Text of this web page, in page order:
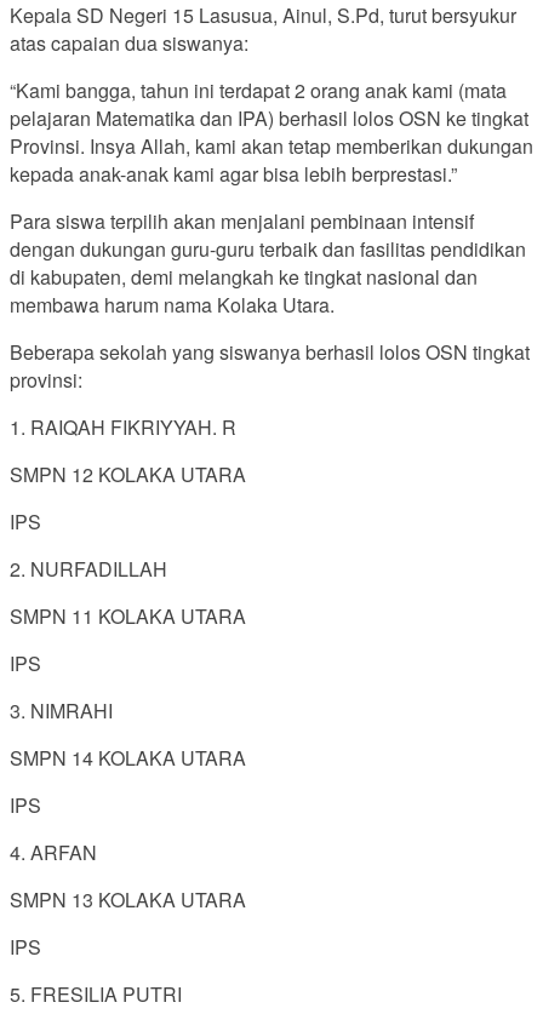
Kepala SD Negeri 15 Lasusua, Ainul, S.Pd, turut bersyukur
atas capaian dua siswanya:
“Kami bangga, tahun ini terdapat 2 orang anak kami (mata
pelajaran Matematika dan IPA) berhasil lolos OSN ke tingkat
Provinsi. Insya Allah, kami akan tetap memberikan dukungan
kepada anak-anak kami agar bisa lebih berprestasi.”
Para siswa terpilih akan menjalani pembinaan intensif
dengan dukungan guru-guru terbaik dan fasilitas pendidikan
di kabupaten, demi melangkah ke tingkat nasional dan
membawa harum nama Kolaka Utara.
Beberapa sekolah yang siswanya berhasil lolos OSN tingkat
provinsi:
1. RAIQAH FIKRIYYAH. R
SMPN 12 KOLAKA UTARA
IPS
2. NURFADILLAH
SMPN 11 KOLAKA UTARA
IPS
3. NIMRAHI
SMPN 14 KOLAKA UTARA
IPS
4. ARFAN
SMPN 13 KOLAKA UTARA
IPS
5. FRESILIA PUTRI